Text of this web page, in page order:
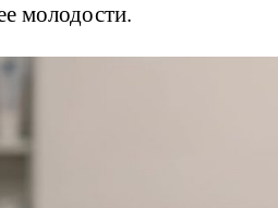
молодости.